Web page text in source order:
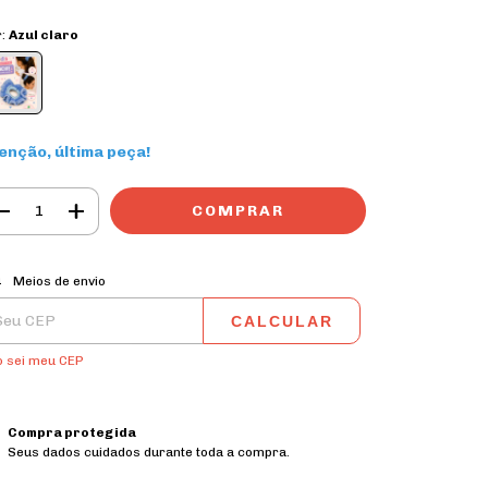
Azul claro
última peça!
para o CEP:
Meios de envio
CALCULAR
sei meu CEP
Compra protegida
Seus dados cuidados durante toda a compra.